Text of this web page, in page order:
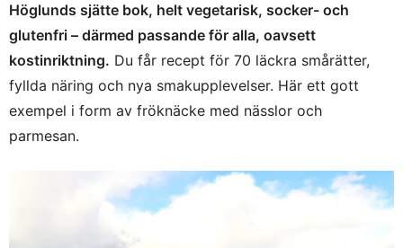
Höglunds sjätte bok, helt vegetarisk, socker- och
glutenfri – därmed passande för alla, oavsett
kostinriktning. Du får recept för 70 läckra smårätter,
fyllda näring och nya smakupplevelser. Här ett gott
exempel i form av fröknäcke med nässlor och
parmesan.